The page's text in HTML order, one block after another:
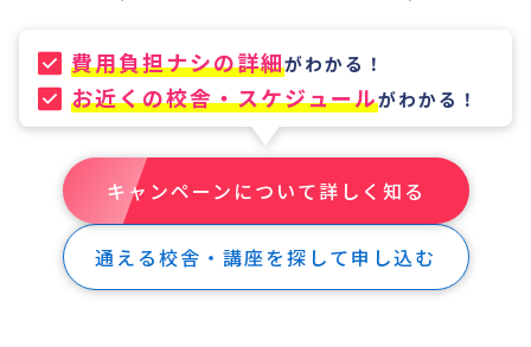
費用負担ナシの詳細がわかる！
お近くの校舎・スケジュールがわかる！
キャンペーンについて詳しく知る
通える校舎・講座を探して申し込む